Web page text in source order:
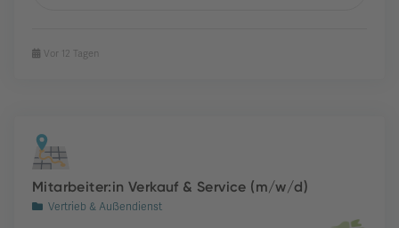
Vor 12 Tagen
Mitarbeiter:in Verkauf & Service (m/w/d)
Vertrieb & Außendienst